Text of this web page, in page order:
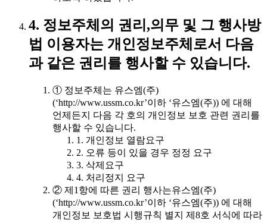
4. 정보주체의 권리,의무 및 그 행사방
법 이용자는 개인정보주체로서 다음
과 같은 권리를 행사할 수 있습니다.
① 정보주체는 유스엠(주)
(‘http://www.ussm.co.kr’이하 ‘유스엠(주)) 에 대해
언제든지 다음 각 호의 개인정보 보호 관련 권리를
행사할 수 있습니다.
1. 개인정보 열람요구
2. 오류 등이 있을 경우 정정 요구
3. 삭제요구
4. 처리정지 요구
② 제1항에 따른 권리 행사는유스엠(주)
(‘http://www.ussm.co.kr’이하 ‘유스엠(주)) 에 대해
개인정보 보호법 시행규칙 별지 제8호 서식에 따라